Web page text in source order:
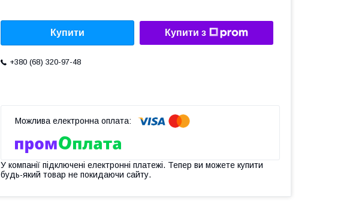
Купити Купити з
+380 (68) 320-97-48
У компанії підключені електронні платежі. Тепер ви можете купити
будь-який товар не покидаючи сайту.